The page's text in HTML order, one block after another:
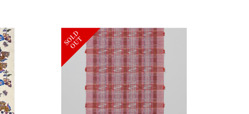
S
O
L
D
O
U
T